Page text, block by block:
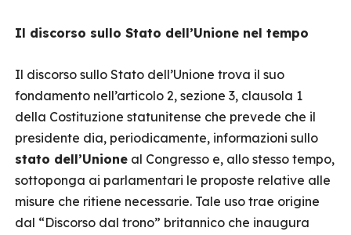
Il discorso sullo Stato dell’Unione nel tempo
Il discorso sullo Stato dell’Unione trova il suo
fondamento nell’articolo 2, sezione 3, clausola 1
della Costituzione statunitense che prevede che il
presidente dia, periodicamente, informazioni sullo
stato dell’Unione al Congresso e, allo stesso tempo,
sottoponga ai parlamentari le proposte relative alle
misure che ritiene necessarie. Tale uso trae origine
dal “Discorso dal trono” britannico che inaugura